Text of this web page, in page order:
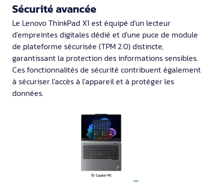
Sécurité avancée
Le Lenovo ThinkPad X1 est équipé d'un lecteur
d'empreintes digitales dédié et d'une puce de module
de plateforme sécurisée (TPM 2.0) distincte,
garantissant la protection des informations sensibles.
Ces fonctionnalités de sécurité contribuent également
à sécuriser l'accès à l'appareil et à protéger les
données.